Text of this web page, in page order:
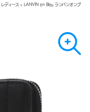
レディース > LANVIN en Bleu ランバンオンブ